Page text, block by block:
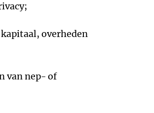
overheden
van nep- of